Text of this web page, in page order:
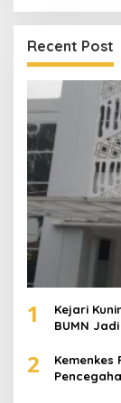
Recent Post
1
Kejari
BUMN
2
Kemenkes